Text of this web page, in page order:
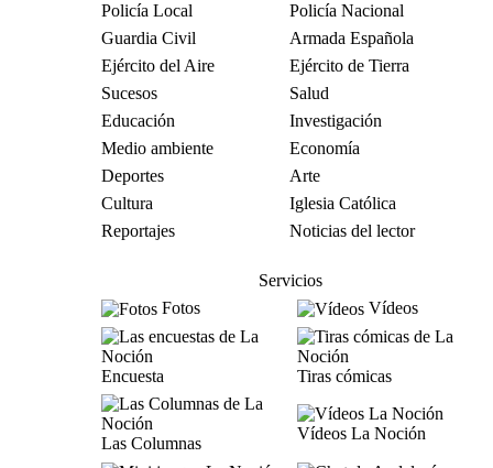
Policía Local
Policía Nacional
Guardia Civil
Armada Española
Ejército del Aire
Ejército de Tierra
Sucesos
Salud
Educación
Investigación
Medio ambiente
Economía
Deportes
Arte
Cultura
Iglesia Católica
Reportajes
Noticias del lector
Servicios
Fotos
Vídeos
Encuesta Tiras cómicas
Las Columnas
Vídeos La Noción